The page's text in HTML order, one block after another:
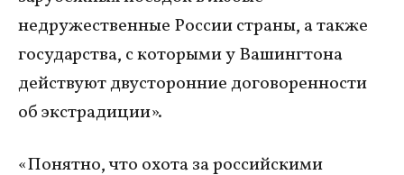
недружественные России страны, а также
государства, с которыми у Вашингтона
действуют двусторонние договоренности
об экстрадиции».
«Понятно, что охота за российскими